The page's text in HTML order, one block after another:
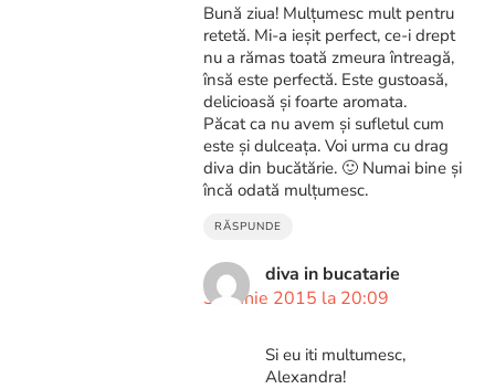
Bună ziua! Mulțumesc mult pentru
retetă. Mi-a ieșit perfect, ce-i drept
nu a rămas toată zmeura întreagă,
însă este perfectă. Este gustoasă,
delicioasă și foarte aromata.
Păcat ca nu avem și sufletul cum
este și dulceața. Voi urma cu drag
diva din bucătărie. 🙂 Numai bine și
încă odată mulțumesc.
RĂSPUNDE
diva in bucatarie
30 iunie 2015 la 20:09
Si eu iti multumesc,
Alexandra!